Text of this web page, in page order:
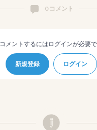
0 コメント
コメントするにはログインが必要
新規登録 ログイン